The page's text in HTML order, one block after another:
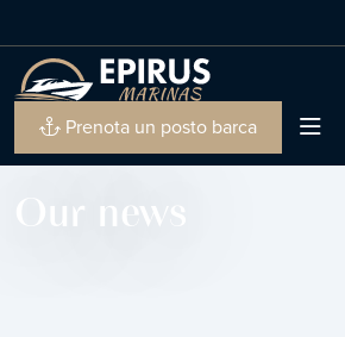
Prenota un posto barca
Our news